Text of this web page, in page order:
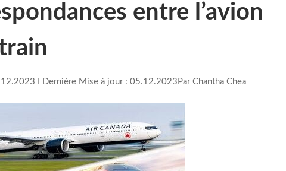
entre l’avion
I Dernière Mise à jour : 05.12.2023 Par Chantha Chea